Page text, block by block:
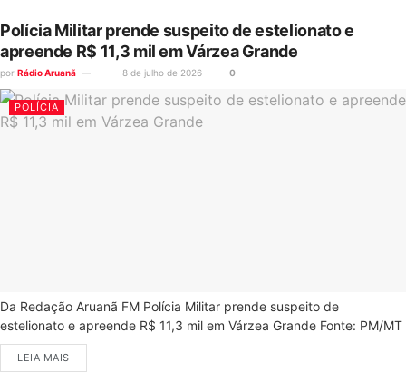
Polícia Militar prende suspeito de estelionato e
apreende R$ 11,3 mil em Várzea Grande
por Rádio Aruanã 8 de julho de 2026 0
POLÍCIA
Da Redação Aruanã FM Polícia Militar prende suspeito de
estelionato e apreende R$ 11,3 mil em Várzea Grande Fonte: PM/MT
LEIA MAIS